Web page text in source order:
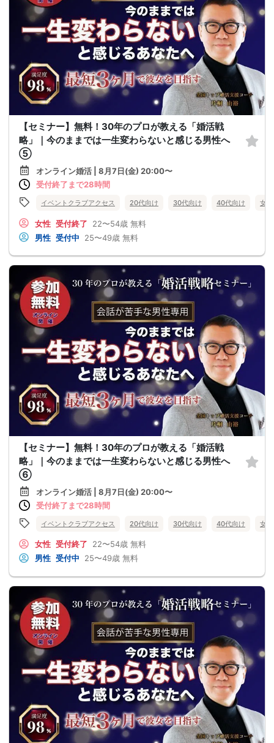
【セミナー】無料！30年のプロが教える「婚活戦
略」｜今のままでは一生変わらないと感じる男性へ
⑤
オンライン婚活 | 8月7日(金) 20:00〜
受付終了まで28時間
イベントクラブアクセス 20代向け 30代向け 40代向け 女
女性 受付終了 22〜54歳 無料
男性 受付中 25〜49歳 無料
【セミナー】無料！30年のプロが教える「婚活戦
略」｜今のままでは一生変わらないと感じる男性へ
⑥
オンライン婚活 | 8月7日(金) 20:00〜
受付終了まで28時間
イベントクラブアクセス 20代向け 30代向け 40代向け 女
女性 受付終了 22〜54歳 無料
男性 受付中 25〜49歳 無料